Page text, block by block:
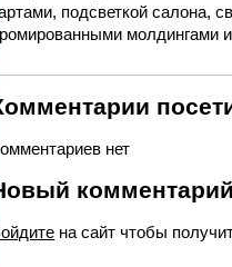
подсветкой салона,
молдингами
нет
на сайт чтобы